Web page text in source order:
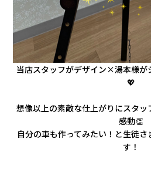
当店スタッフがデザイン×湯本様が
💖
想像以上の素敵な仕上がりにスタ
感動👏
自分の車も作ってみたい！と生徒
す！